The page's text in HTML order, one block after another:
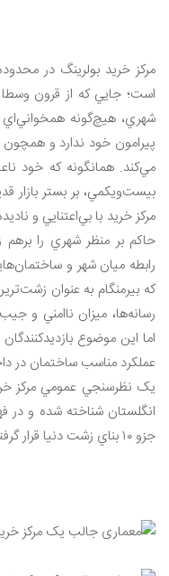
مرکز خريد بولرينگ در
است؛ جايي که از قرون
شهري، هيچ‌گونه
پيرامون خود ندارد و همچون
مي‌کند. همانگونه که خود
بيست‌ويکمي، بر بستر بازار
مرکز خريد با بي‌اعتنايي و
حاکم بر منظر شهري را برهم
رابطه ميان شهر و
که بيرمنگام به عنوان
رسانه‌ها، ميزان ناامني و
اما اين موضوع
عملکرد مناسب ساختمان در
يک نظرسنجي عمومي مرکز
انگلستان شناخته شده و در
جزو ۱۰ بناي زشت دنيا قرار گرفته است.